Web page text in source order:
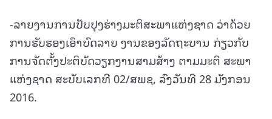
-ລາຍງານການປັບປຸງຮ່າງມະຕິສະພາແຫ່ງຊາດ ວ່າດ້ວຍ
ການຮັບຮອງເອົາບົດລາຍ ງານຂອງລັດຖະບານ ກ່ຽວກັບ
ການຈັດຕັ້ງປະຕິບັດວຽກງານສາມສ້າງ ຕາມມະຕິ ສະພາ
ແຫ່ງຊາດ ສະບັບເລກທີ 02/ສພຊ, ລົງວັນທີ 28 ມັງກອນ
2016.